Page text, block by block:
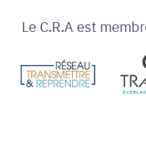
Le C.R.A est